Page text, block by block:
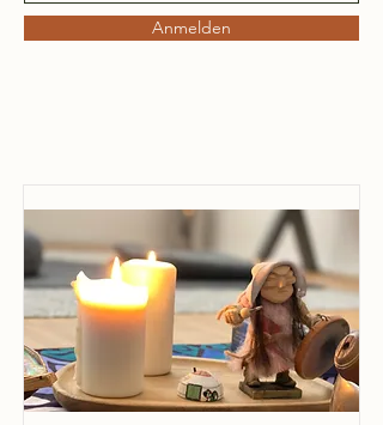
Anmelden